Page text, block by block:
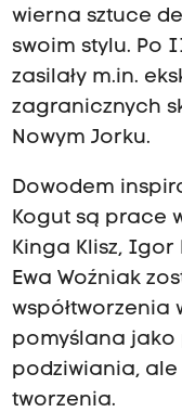
wierna sztuce
swoim stylu. Po
zasilały m.in.
zagranicznych
Nowym Jorku.
Dowodem
Kogut są prace
Kinga Klisz, Igor
Ewa Woźniak
współtworzenia
pomyślana jako
podziwiania,
tworzenia.